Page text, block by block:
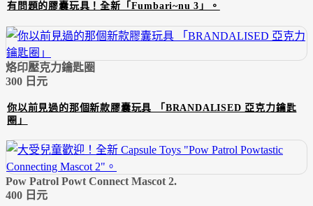
有問題的膠囊玩具！全新「Fumbari~nu 3」。
烙印壓克力鑰匙圈
300 日元
你以前見過的那個新款膠囊玩具 「BRANDALISED 亞克力鑰匙
圈」
Pow Patrol Powt Connect Mascot 2.
400 日元